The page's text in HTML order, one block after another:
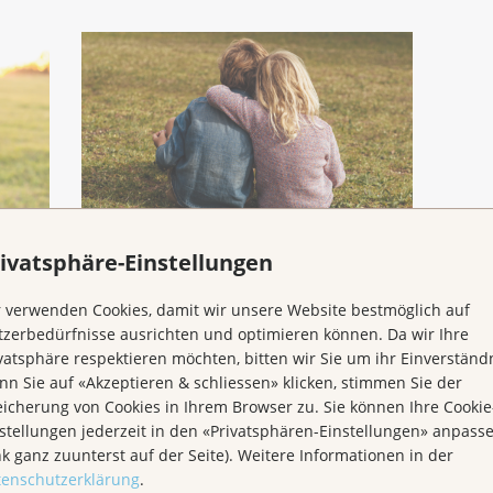
Einstellungen
verwenden Cookies, damit wir unsere Website bestmöglich auf
ausrichten und optimieren können. Da wir Ihre
respektieren möchten, bitten wir Sie um ihr
Sie auf «Akzeptieren & schliessen» klicken, stimmen Sie der
von Cookies in Ihrem Browser zu. Sie können Ihre
jederzeit in den «Privatsphären-Einstellungen»
ganz zuunterst auf der Seite). Weitere Informationen in der
.
Claudia & Martin, beide
42